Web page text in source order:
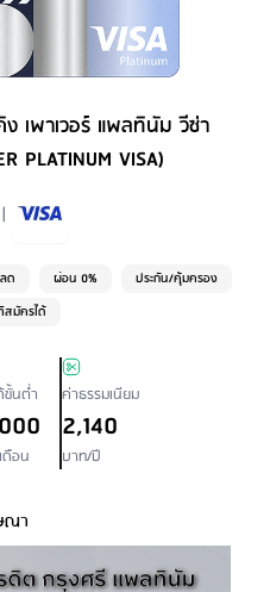
เพาเวอร์ แพลทินัม วีซ่า
PLATINUM VISA)
|
ด ผ่อน 0%
ประกัน/คุ้มครอง
มัครได้
ขั้นต่ำ
ดือน
ค่าธรรมเนียม
2,140
บาท/ปี
ณา